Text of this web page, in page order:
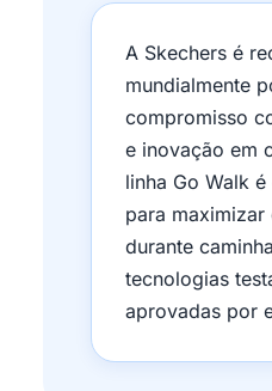
A Skechers é
mundialmente
compromisso
e inovação em
linha Go Walk
para
durante
tecnologias
aprovadas por